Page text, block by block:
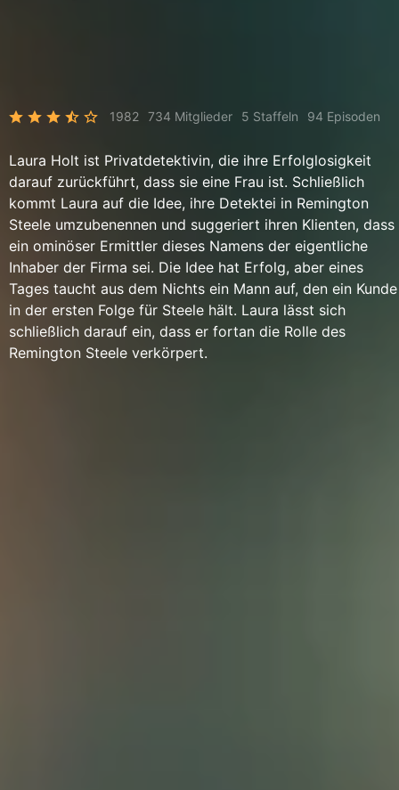
1982 734 Mitglieder 5 Staffeln 94 Episoden
Laura Holt ist Privatdetektivin, die ihre Erfolglosigkeit
darauf zurückführt, dass sie eine Frau ist. Schließlich
kommt Laura auf die Idee, ihre Detektei in Remington
Steele umzubenennen und suggeriert ihren Klienten, dass
ein ominöser Ermittler dieses Namens der eigentliche
Inhaber der Firma sei. Die Idee hat Erfolg, aber eines
Tages taucht aus dem Nichts ein Mann auf, den ein Kunde
in der ersten Folge für Steele hält. Laura lässt sich
schließlich darauf ein, dass er fortan die Rolle des
Remington Steele verkörpert.